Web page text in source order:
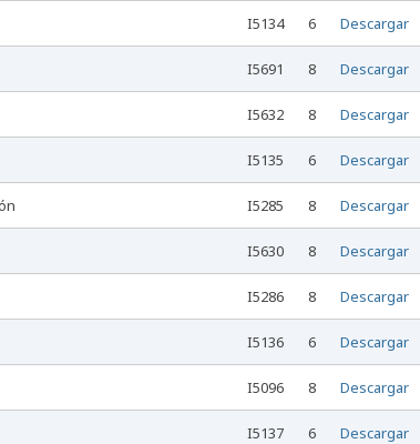
I5134 6 Descargar
I5691 8 Descargar
I5632 8 Descargar
I5135 6 Descargar
I5285 8 Descargar
I5630 8 Descargar
I5286 8 Descargar
I5136 6 Descargar
I5096 8 Descargar
I5137 6 Descargar